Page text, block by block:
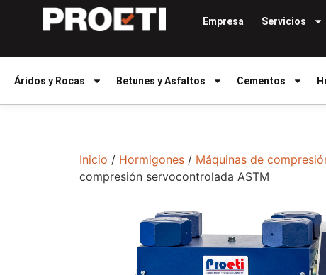
Empresa Servicios
Áridos y Rocas Betunes y Asfaltos Cementos
Inicio / Hormigones / Máquinas de
compresión servocontrolada ASTM